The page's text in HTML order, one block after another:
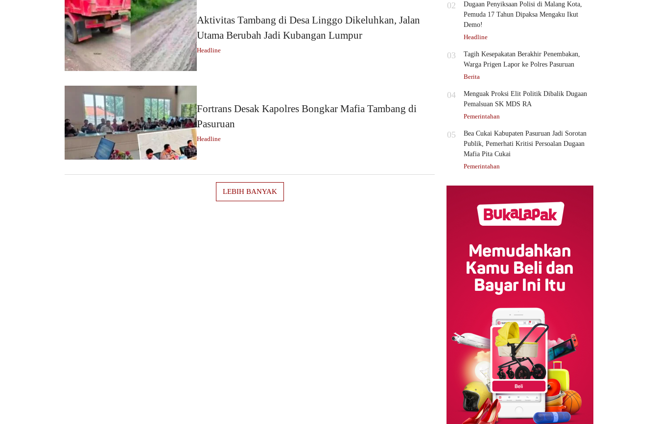
Aktivitas Tambang di Desa Linggo Dikeluhkan, Jalan
Utama Berubah Jadi Kubangan Lumpur
Headline
Fortrans Desak Kapolres Bongkar Mafia Tambang di
Pasuruan
Headline
LEBIH BANYAK
02
Dugaan Penyiksaan Polisi di Malang Kota,
Pemuda 17 Tahun Dipaksa Mengaku Ikut
Demo!
Headline
03
Tagih Kesepakatan Berakhir Penembakan,
Warga Prigen Lapor ke Polres Pasuruan
Berita
04
Menguak Proksi Elit Politik Dibalik Dugaan
Pemalsuan SK MDS RA
Pemerintahan
05
Bea Cukai Kabupaten Pasuruan Jadi Sorotan
Publik, Pemerhati Kritisi Persoalan Dugaan
Mafia Pita Cukai
Pemerintahan